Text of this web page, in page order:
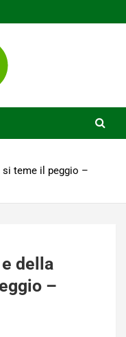
si teme il peggio –
della
–